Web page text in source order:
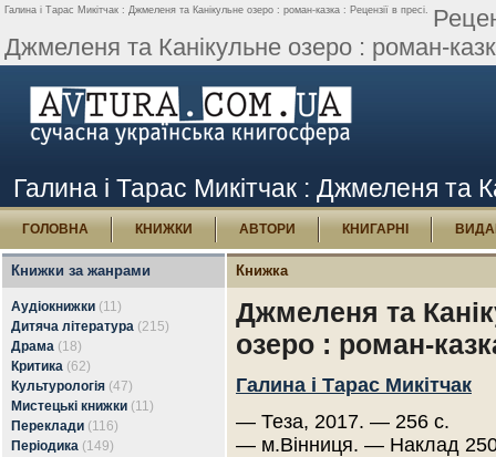
Галина і Тарас Микітчак : Джмеленя та Канікульне озеро : роман-казка : Рецензії в пресі.
Джмеленя та Канікульне озеро : роман-
Галина і Тарас Микітчак : Джмеленя та
ГОЛОВНА КНИЖКИ АВТОРИ КНИГАРНІ
Книжки за жанрами
Аудіокнижки (11)
Дитяча література (215)
Драма (18)
Критика (62)
Культурологія (47)
Мистецькі книжки (11)
Переклади (116)
Періодика (149)
Книжка
Джмеленя та
озеро : роман-
Галина і Тарас Микітчак
— Теза, 2017. — 256 с.
— м.Вінниця. — Наклад